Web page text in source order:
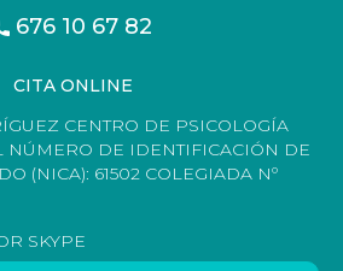
676 10 67 82
CITA ONLINE
CENTRO DE PSICOLOGÍA
NÚMERO DE IDENTIFICACIÓN DE
(NICA): 61502 COLEGIADA Nº
SKYPE